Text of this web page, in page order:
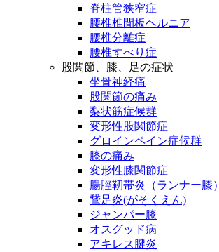
脊柱管狭窄症
腰椎椎間板ヘルニア
腰椎分離症
腰椎すべり症
股関節、膝、足の症状
坐骨神経痛
股関節の痛み
梨状筋症候群
変形性股関節症
グロインペイン症候群
膝の痛み
変形性膝関節症
腸脛靭帯炎（ランナー膝）
鵞足炎(がそくえん)
ジャンパー膝
オスグッド病
アキレス腱炎